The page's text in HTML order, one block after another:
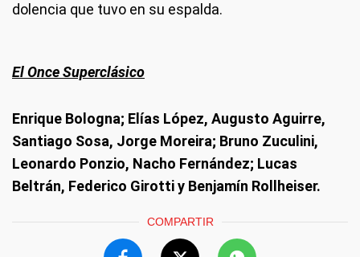
dolencia que tuvo en su espalda.
El Once Superclásico
Enrique Bologna; Elías López, Augusto Aguirre,
Santiago Sosa, Jorge Moreira; Bruno Zuculini,
Leonardo Ponzio, Nacho Fernández; Lucas
Beltrán, Federico Girotti y Benjamín Rollheiser.
COMPARTIR